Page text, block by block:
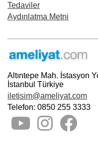
Tedaviler
Aydınlatma Metni
Altıntepe Mah. İstasyon
İstanbul Türkiye
iletisim@ameliyat.com
Telefon: 0850 255 3333